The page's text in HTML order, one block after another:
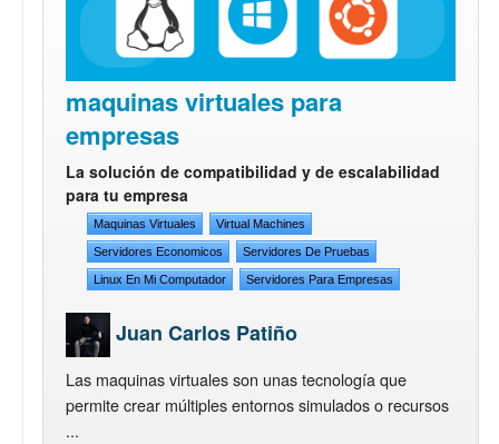
maquinas virtuales para
empresas
La solución de compatibilidad y de escalabilidad
para tu empresa
Maquinas Virtuales Virtual Machines
Servidores Economicos Servidores De Pruebas
Linux En Mi Computador Servidores Para Empresas
Juan Carlos Patiño
Las maquinas virtuales son unas tecnología que
permite crear múltiples entornos simulados o recursos
...